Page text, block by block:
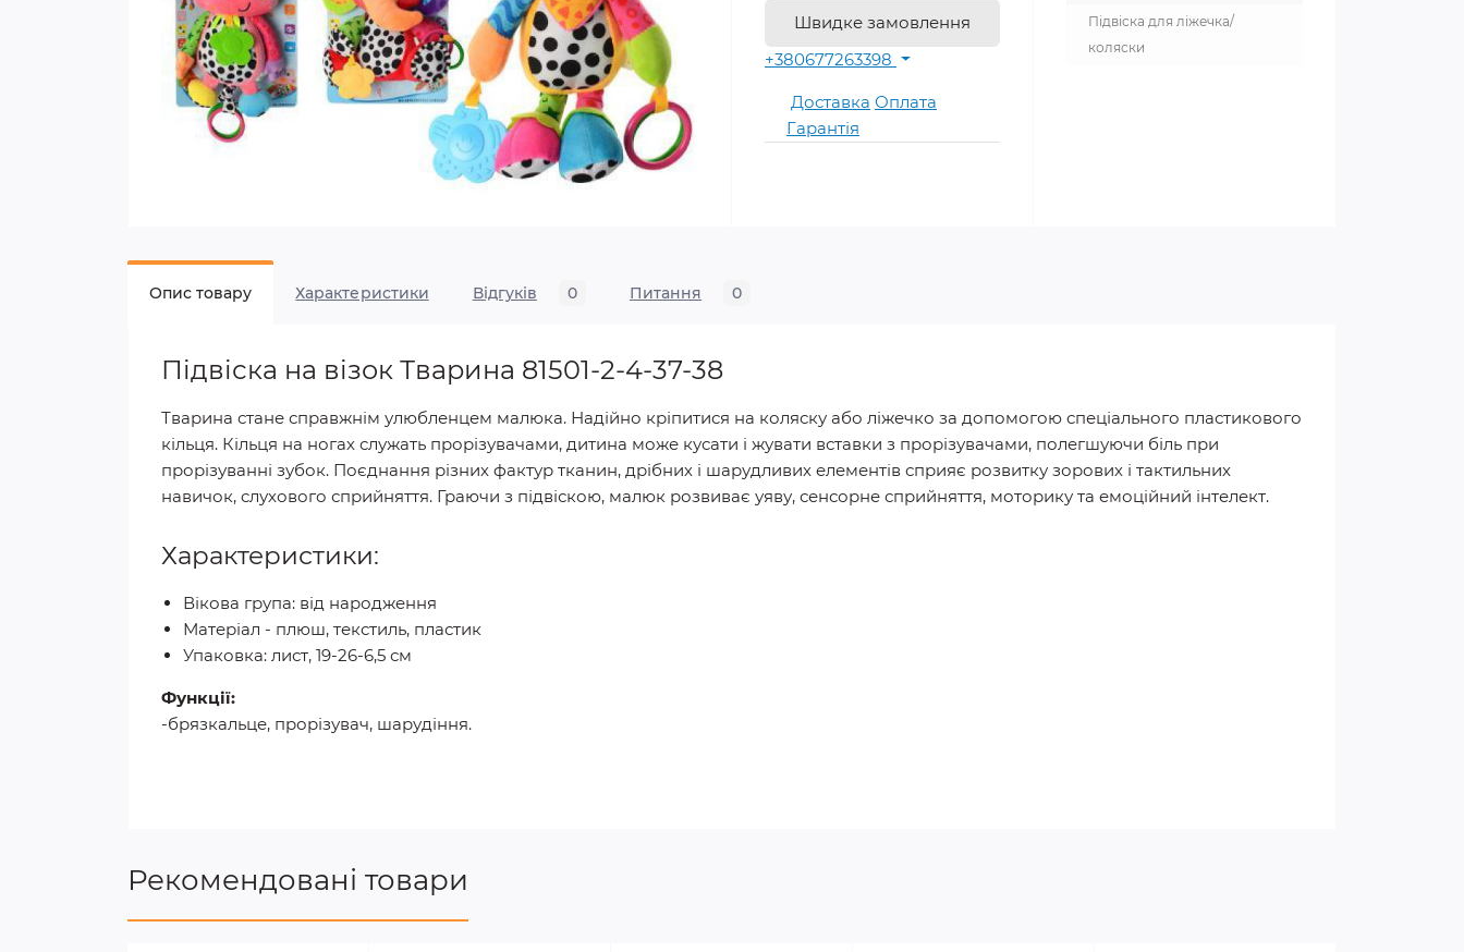
Швидке замовлення
+380677263398
Доставка Оплата
Гарантія
Підвіска для ліжечка/
коляски
Опис товару Характеристики Відгуків 0 Питання 0
Підвіска на візок Тварина 81501-2-4-37-38
Тварина стане справжнім улюбленцем малюка. Надійно кріпитися на коляску або ліжечко за допомогою спеціального пластикового
кільця. Кільця на ногах служать прорізувачами, дитина може кусати і жувати вставки з прорізувачами, полегшуючи біль при
прорізуванні зубок. Поєднання різних фактур тканин, дрібних і шарудливих елементів сприяє розвитку зорових і тактильних
навичок, слухового сприйняття. Граючи з підвіскою, малюк розвиває уяву, сенсорне сприйняття, моторику та емоційний інтелект.
Характеристики:
Вікова група: від народження
Матеріал - плюш, текстиль, пластик
Упаковка: лист, 19-26-6,5 см
Функції:
-брязкальце, прорізувач, шарудіння.
Рекомендовані товари